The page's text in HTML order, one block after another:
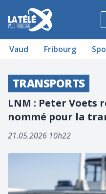
La Télé - Télévision
Vaud Fribourg
TRANSPORTS
LNM : Peter Voets
nommé pour la
21.05.2026 10h22